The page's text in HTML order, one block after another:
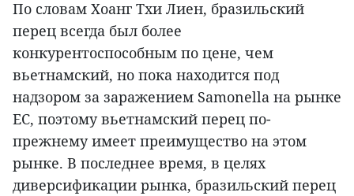
По словам Хоанг Тхи Лиен, бразильский
перец всегда был более
конкурентоспособным по цене, чем
вьетнамский, но пока находится под
надзором за заражением Samonella на рынке
ЕС, поэтому вьетнамский перец по-
прежнему имеет преимущество на этом
рынке. В последнее время, в целях
диверсификации рынка, бразильский перец